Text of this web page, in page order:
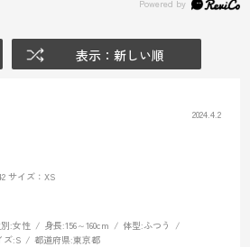
表示：新しい順
2024.4.2
サイズ：XS
:女性 身長:156～160cm 体型:ふつう
ズ:S 都道府県:東京都